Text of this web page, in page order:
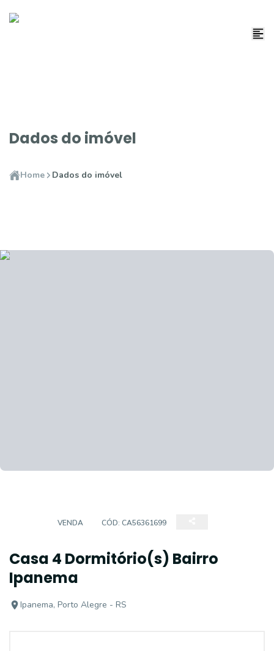
Dados do imóvel
Home Dados do imóvel
VENDA CÓD: CA56361699
Casa 4 Dormitório(s) Bairro
Ipanema
Ipanema, Porto Alegre - RS